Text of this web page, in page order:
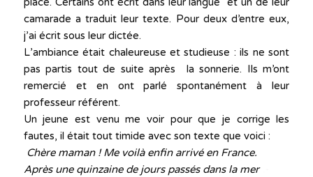
camarade a traduit leur texte. Pour deux d’entre eux,
j’ai écrit sous leur dictée.
L’ambiance était chaleureuse et studieuse : ils ne sont
pas partis tout de suite après la sonnerie. Ils m’ont
remercié et en ont parlé spontanément à leur
professeur référent.
Un jeune est venu me voir pour que je corrige les
fautes, il était tout timide avec son texte que voici :
Chère maman ! Me voilà enfin arrivé en France.
Après une quinzaine de jours passés dans la mer